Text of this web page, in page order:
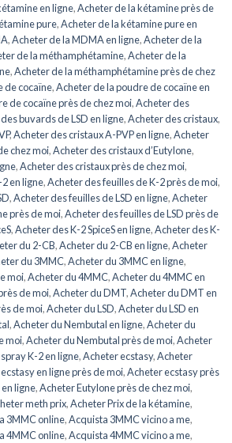
en ligne,Acheter de la kétamine près de
pure,Acheter de la kétamine pure en
,Acheter de la MDMA en ligne,Acheter de la
de la méthamphétamine,Acheter de la
,Acheter de la méthamphétamine près de chez
de cocaïne,Acheter de la poudre de cocaïne en
de cocaïne près de chez moi,Acheter des
buvards de LSD en ligne,Acheter des cristaux,
,Acheter des cristaux A-PVP en ligne,Acheter
chez moi,Acheter des cristaux d’Eutylone,
,Acheter des cristaux près de chez moi,
en ligne,Acheter des feuilles de K-2 près de moi,
,Acheter des feuilles de LSD en ligne,Acheter
près de moi,Acheter des feuilles de LSD près de
,Acheter des K-2 SpiceS en ligne,Acheter des K-
du 2-CB,Acheter du 2-CB en ligne,Acheter
du 3MMC,Acheter du 3MMC en ligne,
moi,Acheter du 4MMC,Acheter du 4MMC en
de moi,Acheter du DMT,Acheter du DMT en
de moi,Acheter du LSD,Acheter du LSD en
,Acheter du Nembutal en ligne,Acheter du
moi,Acheter du Nembutal près de moi,Acheter
K-2 en ligne,Acheter ecstasy,Acheter
en ligne près de moi,Acheter ecstasy près
ligne,Acheter Eutylone près de chez moi,
meth prix,Acheter Prix de la kétamine,
3MMC online,Acquista 3MMC vicino a me,
4MMC online,Acquista 4MMC vicino a me,